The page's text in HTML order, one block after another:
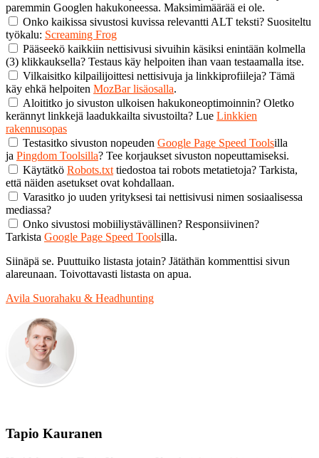
paremmin Googlen hakukoneessa. Maksimimäärää ei ole.
Onko kaikissa sivustosi kuvissa relevantti ALT teksti? Suositeltu
työkalu: Screaming Frog
Pääseekö kaikkiin nettisivusi sivuihin käsiksi enintään kolmella
(3) klikkauksella? Testaus käy helpoiten ihan vaan testaamalla itse.
Vilkaisitko kilpailijoittesi nettisivuja ja linkkiprofiileja? Tämä
käy ehkä helpoiten MozBar lisäosalla.
Aloititko jo sivuston ulkoisen hakukoneoptimoinnin? Oletko
kerännyt linkkejä laadukkailta sivustoilta? Lue Linkkien
rakennusopas
Testasitko sivuston nopeuden Google Page Speed Toolsilla
ja Pingdom Toolsilla? Tee korjaukset sivuston nopeuttamiseksi.
Käytätkö Robots.txt tiedostoa tai robots metatietoja? Tarkista,
että näiden asetukset ovat kohdallaan.
Varasitko jo uuden yrityksesi tai nettisivusi nimen sosiaalisessa
mediassa?
Onko sivustosi mobiiliystävällinen? Responsiivinen?
Tarkista Google Page Speed Toolsilla.
Siinäpä se. Puuttuiko listasta jotain? Jätäthän kommenttisi sivun
alareunaan. Toivottavasti listasta on apua.
Avila Suorahaku & Headhunting
Tapio Kauranen